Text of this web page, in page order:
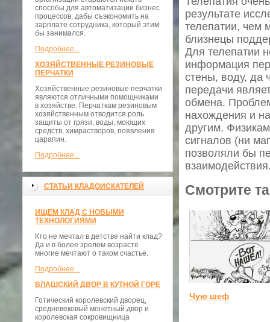
способы для автоматизации бизнес
процессов, дабы съэкономить на
зарплате сотрудника, который этим
бы занимался.
Подробнее...
ХОЗЯЙСТВЕННЫЕ РЕЗИНОВЫЕ
ПЕРЧАТКИ
Хозяйственные резиновые перчатки
являются отличными помощниками
в хозяйстве. Перчаткам резиновым
хозяйственным отводится роль
защиты от грязи, воды, моющих
средств, химрастворов, появления
царапин.
Подробнее...
СТАТЬИ КЛАДОИСКАТЕЛЕЙ
ИЩЕМ КЛАД С НОВЫМИ
ТЕХНОЛОГИЯМИ
Кто не мечтал в детстве найти клад?
Да и в более зрелом возрасте
многие мечтают о таком счастье.
Подробнее...
ВЛАШСКИЙ ДВОР В КУТНОЙ ГОРЕ
Готический королевский дворец,
средневековый монетный двор и
королевская сокровищница
результате
телепатии, чем
близнецы
Для телепатии
информация
стены, воду, да
передачи
обмена.
нахождения и
другим.
сигналов (ни
позволяли бы
Смотрите
Чую шеф